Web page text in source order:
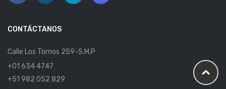
CONTÁCTANOS
Calle Los Tornos 259-S.M.P
+01 634 4747
+51 982 052 829